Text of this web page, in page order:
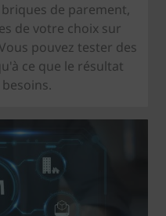
de parement,
de votre choix sur
pouvez tester des
ce que le résultat